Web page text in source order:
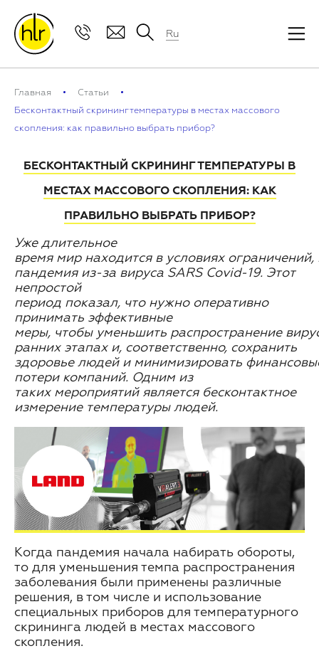
Ru
Главная
Статьи
Бесконтактный скрининг температуры в местах массового
скопления: как правильно выбрать прибор?
БЕСКОНТАКТНЫЙ СКРИНИНГ ТЕМПЕРАТУРЫ В
МЕСТАХ МАССОВОГО СКОПЛЕНИЯ: КАК
ПРАВИЛЬНО ВЫБРАТЬ ПРИБОР?
Уже длительное
время мир находится в условиях ограничений,
пандемия из-за вируса SARS Covid-19. Этот
непростой
период показал, что нужно оперативно
принимать эффективные
меры, чтобы уменьшить распространение
ранних этапах и, соответственно, сохранить
здоровье людей и минимизировать
потери компаний. Одним из
таких мероприятий является бесконтактное
измерение температуры людей.
Когда пандемия начала набирать обороты,
то для уменьшения темпа распространения
заболевания были применены различные
решения, в том числе и использование
специальных приборов для температурного
скрининга людей в местах массового
скопления.